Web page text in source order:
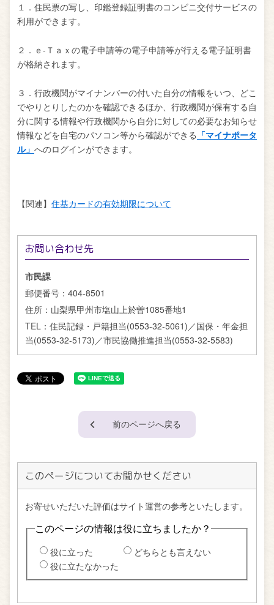
１．住民票の写し、印鑑登録証明書のコンビニ交付サービスの
利用ができます。
２．ｅ‐Ｔａｘの電子申請等の電子申請等が行える電子証明書
が格納されます。
３．行政機関がマイナンバーの付いた自分の情報をいつ、どこ
でやりとりしたのかを確認できるほか、行政機関が保有する自
分に関する情報や行政機関から自分に対しての必要なお知らせ
情報などを自宅のパソコン等から確認ができる 「マイナポータ
ル」 へのログインができます。
【関連】 住基カードの有効期限について
お問い合わせ先
市民課
郵便番号： 404-8501
住所： 山梨県甲州市塩山上於曽1085番地1
TEL： 住民記録・戸籍担当(0553-32-5061)／国保・年金担
当(0553-32-5173)／市民協働推進担当(0553-32-5583)
前のページへ戻る
このページについてお聞かせください